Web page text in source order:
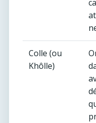
Colle (ou
Khôlle)